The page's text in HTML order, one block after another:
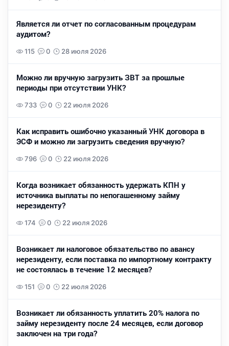
Является ли отчет по согласованным процедурам
аудитом?
115 0 28 июля 2026
Можно ли вручную загрузить ЗВТ за прошлые
периоды при отсутствии УНК?
733 0 22 июля 2026
Как исправить ошибочно указанный УНК договора в
ЭСФ и можно ли загрузить сведения вручную?
796 0 22 июля 2026
Когда возникает обязанность удержать КПН у
источника выплаты по непогашенному займу
нерезиденту?
174 0 22 июля 2026
Возникает ли налоговое обязательство по авансу
нерезиденту, если поставка по импортному контракту
не состоялась в течение 12 месяцев?
151 0 22 июля 2026
Возникает ли обязанность уплатить 20% налога по
займу нерезиденту после 24 месяцев, если договор
заключен на три года?